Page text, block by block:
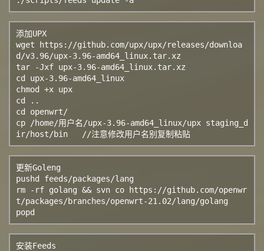
添加UPX
wget https://github.com/upx/upx/releases/downloa
d/v3.96/upx-3.96-amd64_linux.tar.xz
tar -Jxf upx-3.96-amd64_linux.tar.xz
cd upx-3.96-amd64_linux
chmod +x upx
cd ..
cd openwrt/
cp /home/用户名/upx-3.96-amd64_linux/upx staging_d
ir/host/bin   //注意修改用户名别复制粘贴
更新Goleng
pushd feeds/packages/lang
rm -rf golang && svn co https://github.com/openwr
t/packages/branches/openwrt-21.02/lang/golang
popd
安装Feeds